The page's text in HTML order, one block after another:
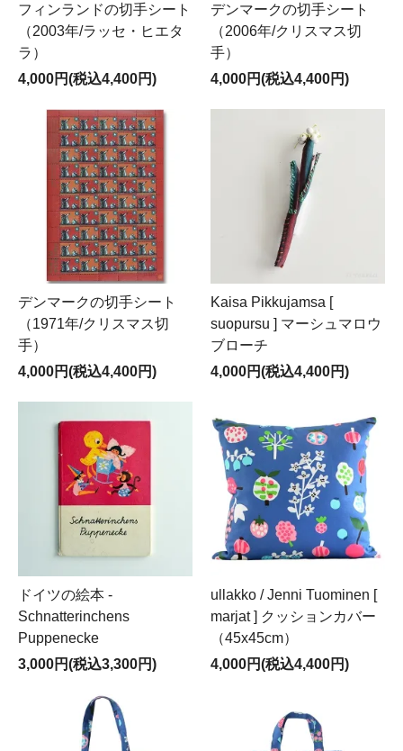
フィンランドの切手シート
（2003年/ラッセ・ヒエタ
ラ）
4,000円(税込4,400円)
デンマークの切手シート
（2006年/クリスマス切
手）
4,000円(税込4,400円)
デンマークの切手シート
（1971年/クリスマス切
手）
4,000円(税込4,400円)
Kaisa Pikkujamsa [
suopursu ] マーシュマロウ
ブローチ
4,000円(税込4,400円)
ドイツの絵本 -
Schnatterinchens
Puppenecke
3,000円(税込3,300円)
ullakko / Jenni Tuominen [
marjat ] クッションカバー
（45x45cm）
4,000円(税込4,400円)